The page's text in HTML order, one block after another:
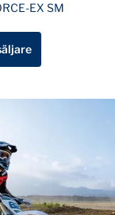
EX SM